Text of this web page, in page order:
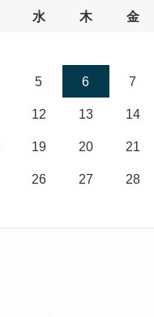
水 木 金
5 6 7
12 13 14
19 20 21
26 27 28